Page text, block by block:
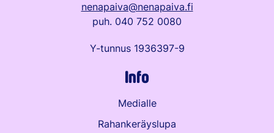
nenapaiva@nenapaiva.fi
puh. 040 752 0080
Y-tunnus 1936397-9
Info
Medialle
Rahankeräyslupa